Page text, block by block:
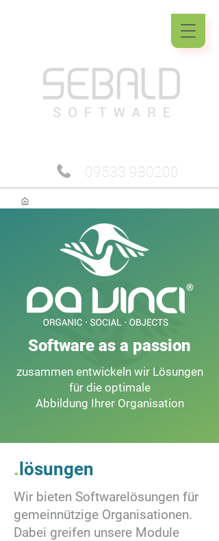
09533 980200
Software as a passion
zusammen entwickeln wir Lösungen
für die optimale
Abbildung Ihrer Organisation
. lösungen
Wir bieten Softwarelösungen für
gemeinnützige Organisationen.
Dabei greifen unsere Module